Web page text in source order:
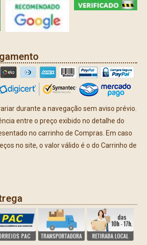
durante a navegação sem aviso prévio.
entre o preço exibido no detalhe do
no carrinho de Compras. Em caso
no site, o valor válido é o do Carrinho de